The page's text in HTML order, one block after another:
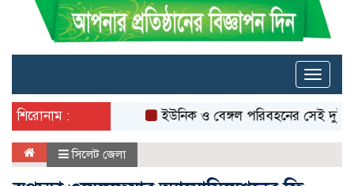
Toggle
শিরোনাম :
ইউনিক ও বেঙ্গল পরিবহনের সেই দুই বাসের
সিলেট জেলা